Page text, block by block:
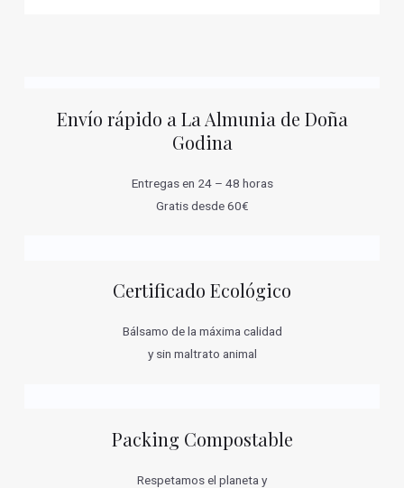
Envío rápido a La Almunia de Doña
Godina
Entregas en 24 – 48 horas
Gratis desde 60€
Certificado Ecológico
Bálsamo de la máxima calidad
y sin maltrato animal
Packing Compostable
Respetamos el planeta y